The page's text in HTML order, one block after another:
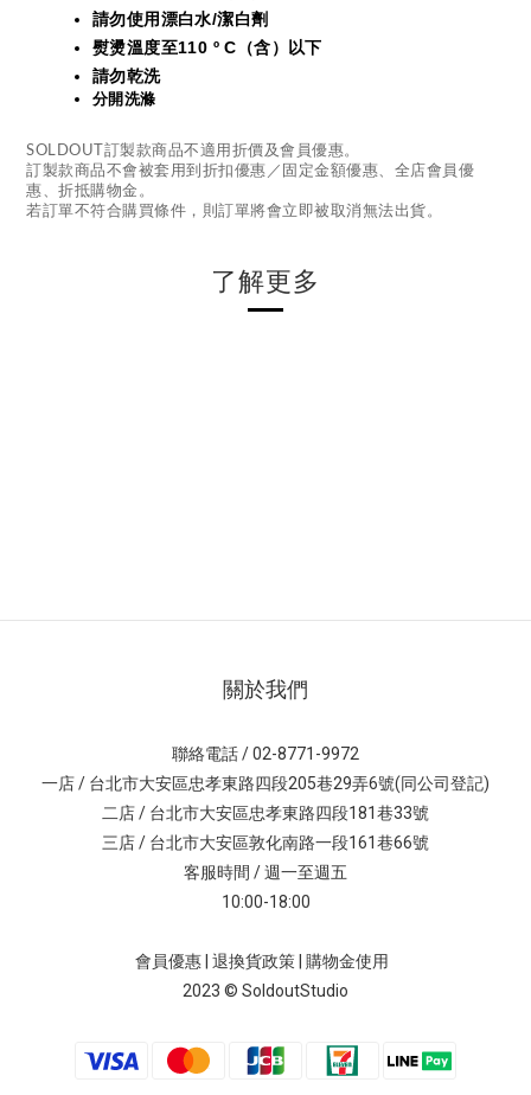
請勿使用漂白水/潔白劑
熨燙溫度至110 º C（含）以下
請勿乾洗
分開洗滌
SOLDOUT訂製款商品不適用折價及會員優惠。
訂製款商品不會被套用到折扣優惠／固定金額優惠、全店會員優
惠、折抵購物金。
若訂單不符合購買條件，則訂單將會立即被取消無法出貨。
了解更多
關於我們
聯絡電話 / 02-8771-9972
一店 / 台北市大安區忠孝東路四段205巷29弄6號(同公司登記)
二店 / 台北市大安區忠孝東路四段181巷33號
三店 / 台北市大安區敦化南路一段161巷66號
客服時間 / 週一至週五
10:00-18:00
會員優惠 退換貨政策
購物金使用
2023 © SoldoutStudio